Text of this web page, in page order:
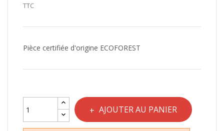
TTC
Pièce certifiée d'origine ECOFOREST
AJOUTER AU PANIER